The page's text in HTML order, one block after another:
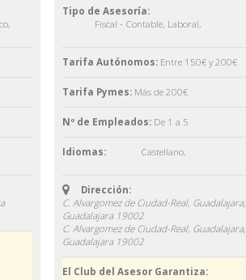
,
Tipo de Asesoría:
Fiscal - Contable, Laboral,
Tarifa Autónomos: Entre 150€ y 200€
Tarifa Pymes: Más de 200€
Nº de Empleados: De 1 a 5
Idiomas: Castellano,
Dirección:
C. Alvargomez de Ciudad-Real, Guadalajara,
Guadalajara 19002
C. Alvargomez de Ciudad-Real, Guadalajara,
Guadalajara 19002
El Club del Asesor Garantiza: